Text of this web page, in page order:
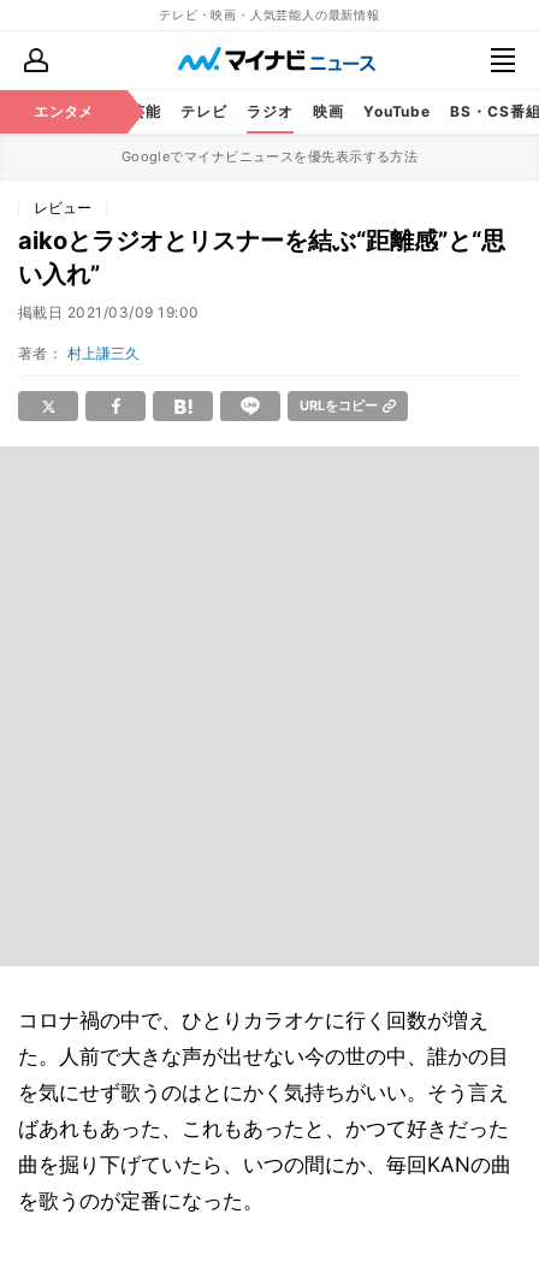
テレビ・映画・人気芸能人の最新情報
エンタメ 芸能 テレビ ラジオ 映画 YouTube BS・CS番
Googleでマイナビニュースを優先表示する方法
レビュー
aikoとラジオとリスナーを結ぶ“距離感”と“思
い入れ”
掲載日 2021/03/09 19:00
著者： 村上謙三久
URLをコピー
コロナ禍の中で、ひとりカラオケに行く回数が増え
た。人前で大きな声が出せない今の世の中、誰かの目
を気にせず歌うのはとにかく気持ちがいい。そう言え
ばあれもあった、これもあったと、かつて好きだった
曲を掘り下げていたら、いつの間にか、毎回KANの曲
を歌うのが定番になった。